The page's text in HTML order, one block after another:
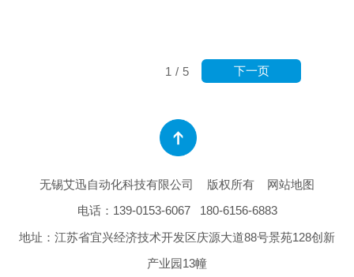
1 / 5 下一页
无锡艾迅自动化科技有限公司 版权所有
网站地图
电话： 139-0153-6067
180-6156-6883
地址：江苏省宜兴经济技术开发区庆源大道88号景苑128创新
产业园13幢